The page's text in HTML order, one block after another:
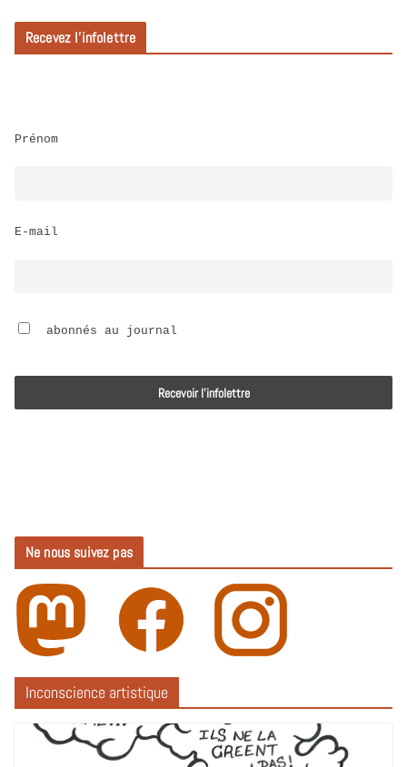
Inconscience artistique
c
t
r
i
Recevez l’infolettre
Prénom
E-mail
abonnés au journal
Ne nous suivez pas